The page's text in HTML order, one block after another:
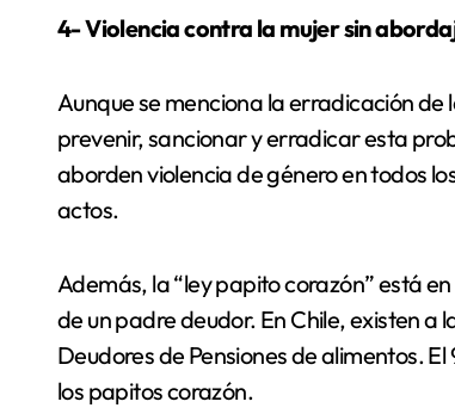
4- Violencia contra la mujer sin
Aunque se menciona la erradicación
prevenir, sancionar y erradicar esta
aborden violencia de género en todos
actos.
Además, la “ley papito corazón” está
de un padre deudor. En Chile, existen a
Deudores de Pensiones de alimentos.
los papitos corazón.